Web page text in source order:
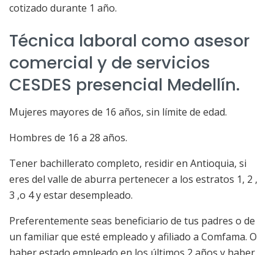
cotizado durante 1 año.
Técnica laboral como asesor
comercial y de servicios
CESDES presencial Medellín.
Mujeres mayores de 16 años, sin límite de edad.
Hombres de 16 a 28 años.
Tener bachillerato completo, residir en Antioquia, si
eres del valle de aburra pertenecer a los estratos 1, 2 ,
3 ,o 4 y estar desempleado.
Preferentemente seas beneficiario de tus padres o de
un familiar que esté empleado y afiliado a Comfama. O